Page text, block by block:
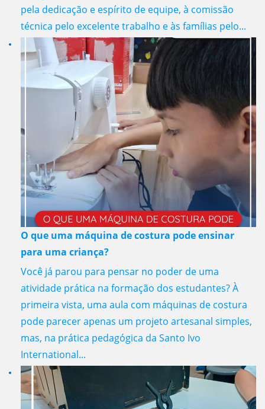
pela dedicação e espírito de equipe, à comissão
técnica pelo excelente trabalho e às famílias pelo...
O que uma máquina de costura pode ensinar
para uma criança?
Você já parou para pensar no poder de uma
atividade prática na formação dos estudantes? À
primeira vista, uma aula com máquinas de costura
pode parecer apenas um projeto artesanal simples,
mas, na prática pedagógica da Santo Ivo
International...